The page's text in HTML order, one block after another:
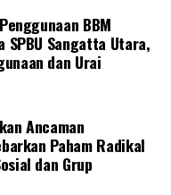
BBM
SPBU Sangatta Utara,
dan Urai
Ancaman
Paham Radikal
dan Grup